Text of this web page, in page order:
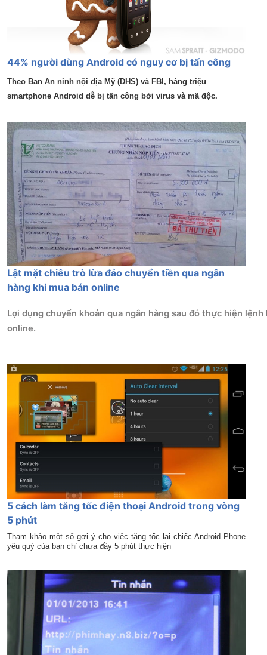
44% người dùng Android có nguy cơ bị tấn công
Theo Ban An ninh nội địa Mỹ (DHS) và FBI, hàng triệu
smartphone Android dễ bị tấn công bởi virus và mã độc.
Lật mặt chiêu trò lừa đảo chuyển tiền qua ngân
hàng khi mua bán online
Lợi dụng chuyển khoản qua ngân hàng sau đó thực hiện
online.
5 cách làm tăng tốc điện thoại Android trong vòng
5 phút
Tham khảo một số gợi ý cho việc tăng tốc lại chiếc Android Phone
yêu quý của bạn chỉ chưa đầy 5 phút thực hiện